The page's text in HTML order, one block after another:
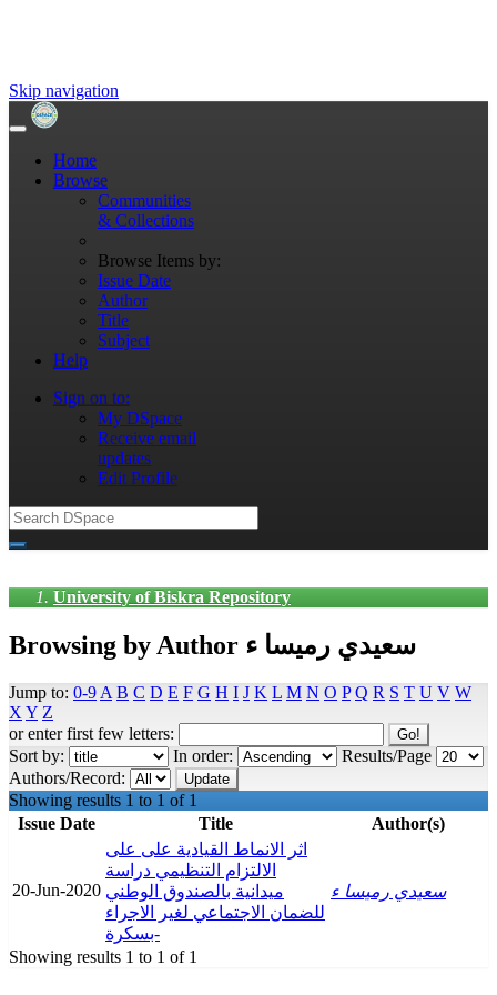
Skip navigation
Home
Browse
Communities
& Collections
Browse Items by:
Issue Date
Author
Title
Subject
Help
Sign on to:
My DSpace
Receive email
updates
Edit Profile
University of Biskra Repository
Browsing by Author سعيدي رميسا ء
Jump to: 0-9 A B C D E F G H I J K L M N O P Q R S T U V W
X Y Z
or enter first few letters:
Sort by:
In order:
Results/Page
Authors/Record:
Showing results 1 to 1 of 1
Issue Date
Title Author(s)
20-Jun-2020
اثر الانماط القيادية على على
الالتزام التنظيمي دراسة
ميدانية بالصندوق الوطني
للضمان الاجتماعي لغير الاجراء
-بسكرة
سعيدي رميسا ء
Showing results 1 to 1 of 1